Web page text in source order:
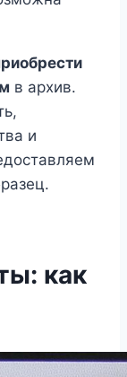
в архив.
и
как